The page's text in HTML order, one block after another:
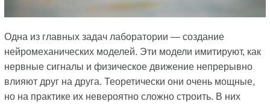
Одна из главных задач лаборатории — создание
нейромеханических моделей. Эти модели имитируют, как
нервные сигналы и физическое движение непрерывно
влияют друг на друга. Теоретически они очень мощные,
но на практике их невероятно сложно строить. В них